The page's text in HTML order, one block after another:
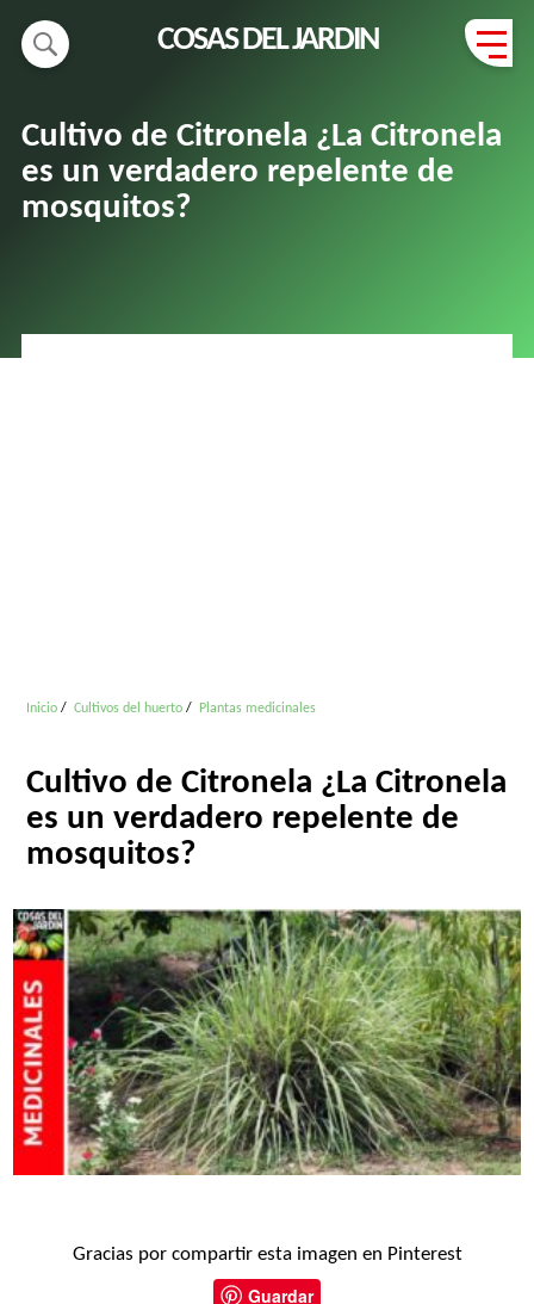
COSAS DEL JARDIN
Cultivo de Citronela ¿La Citronela
es un verdadero repelente de
mosquitos?
Inicio Cultivos del huerto Plantas medicinales
Cultivo de Citronela ¿La Citronela
es un verdadero repelente de
mosquitos?
Gracias por compartir esta imagen en Pinterest
Guardar